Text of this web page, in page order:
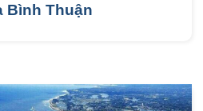
Bình Thuận